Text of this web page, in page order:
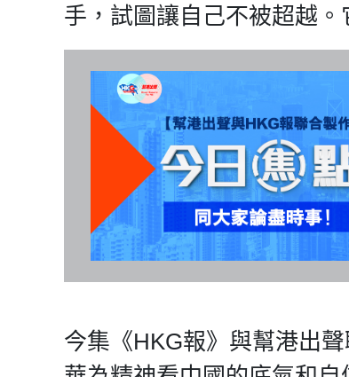
手，試圖讓自己不被超越
今集《HKG報》與幫港出